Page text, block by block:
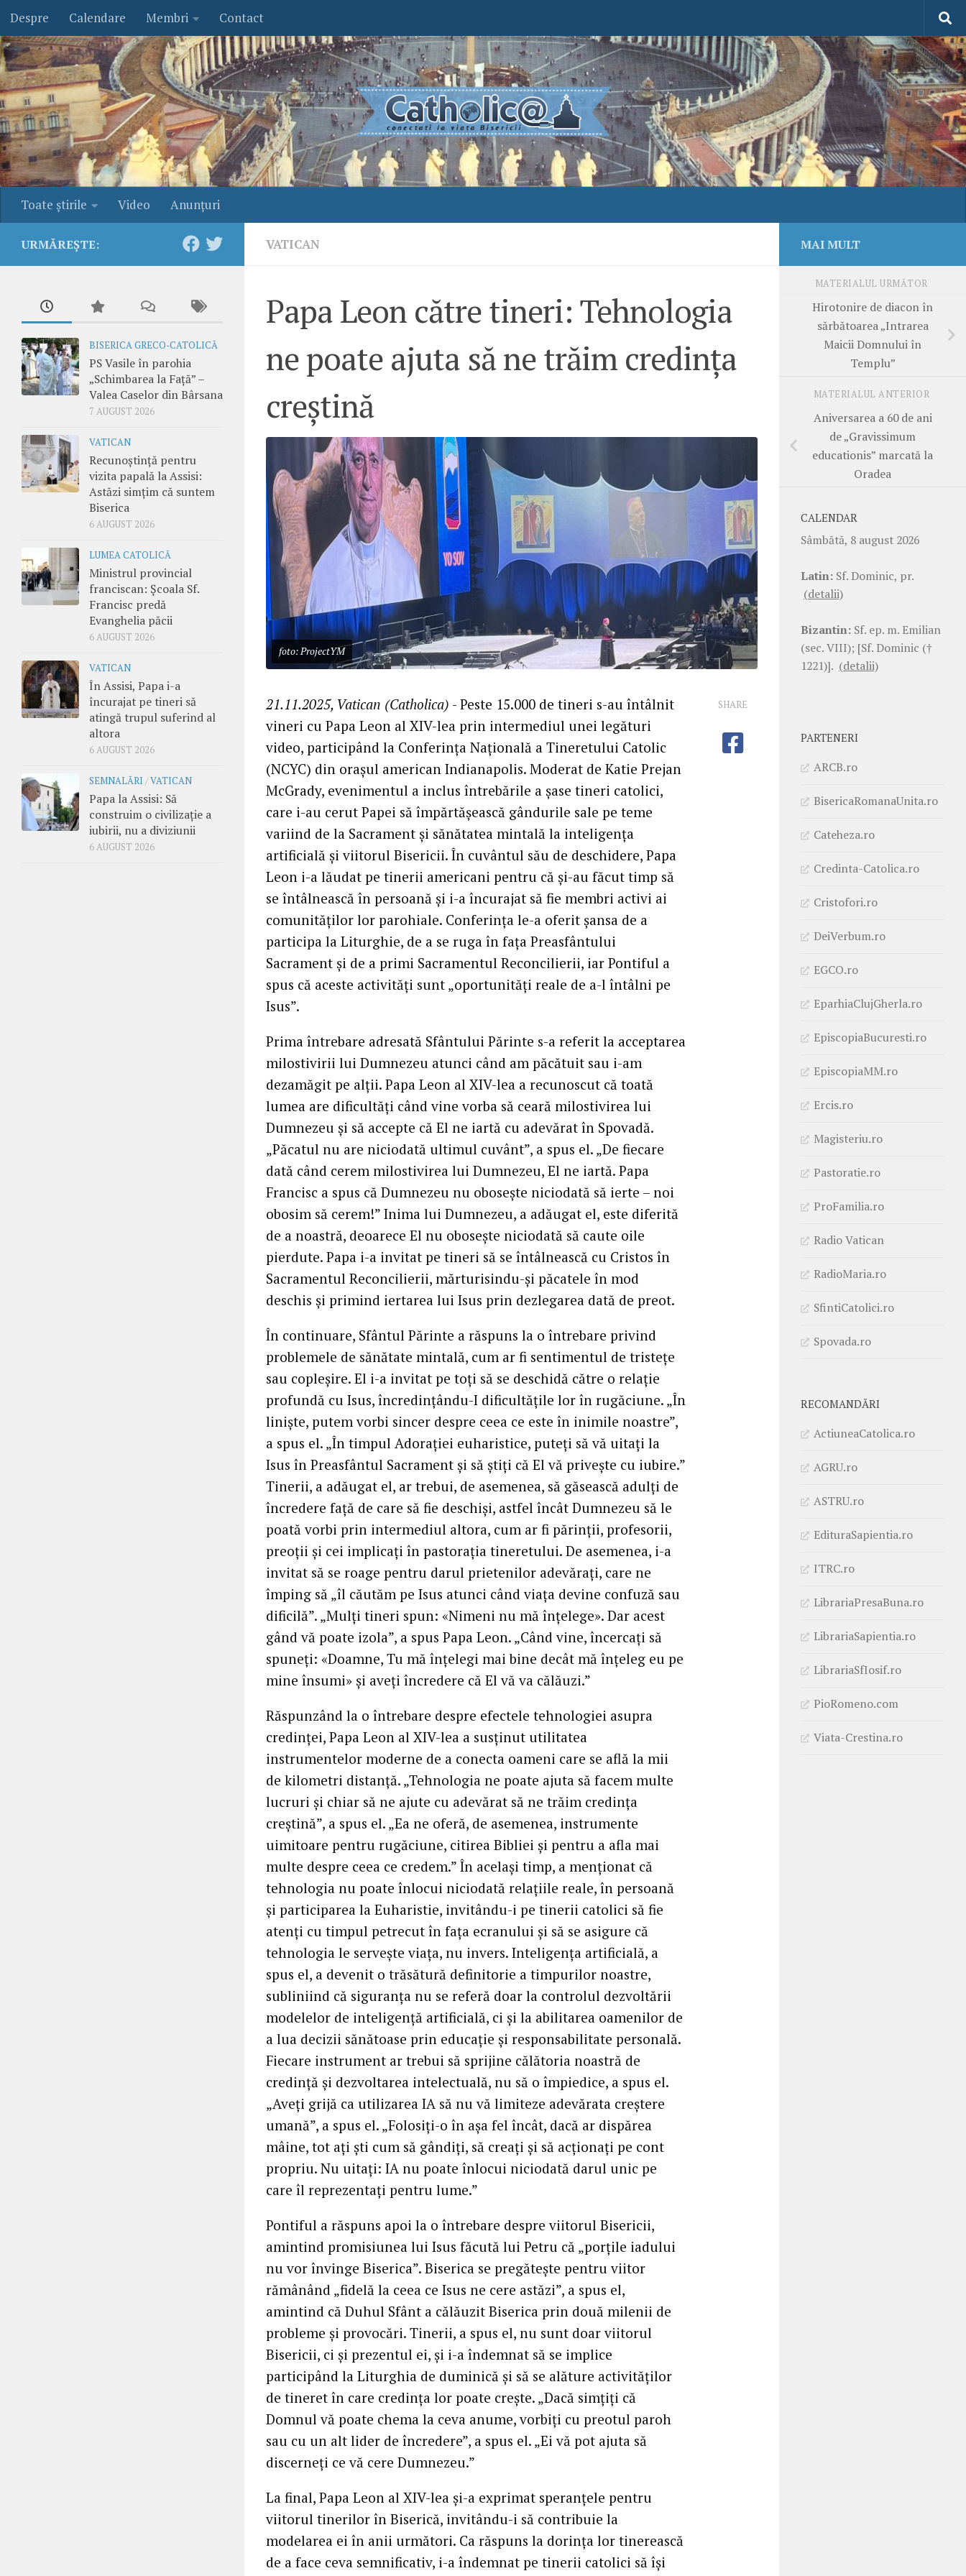
Skip to content
Despre Calendare Membri Contact
Toate ştirile Video Anunţuri
VATICAN
Papa Leon către tineri: Tehnologia
ne poate ajuta să ne trăim credința
creștină
foto: ProjectYM
21.11.2025, Vatican (Catholica) - Peste 15.000 de tineri s-au întâlnit
vineri cu Papa Leon al XIV-lea prin intermediul unei legături
video, participând la Conferința Națională a Tineretului Catolic
(NCYC) din orașul american Indianapolis. Moderat de Katie Prejan
McGrady, evenimentul a inclus întrebările a șase tineri catolici,
care i-au cerut Papei să împărtășească gândurile sale pe teme
variind de la Sacrament și sănătatea mintală la inteligența
artificială și viitorul Bisericii. În cuvântul său de deschidere, Papa
Leon i-a lăudat pe tinerii americani pentru că și-au făcut timp să
se întâlnească în persoană și i-a încurajat să fie membri activi ai
comunităților lor parohiale. Conferința le-a oferit șansa de a
participa la Liturghie, de a se ruga în fața Preasfântului
Sacrament și de a primi Sacramentul Reconcilierii, iar Pontiful a
spus că aceste activități sunt „oportunități reale de a-l întâlni pe
Isus”.
Prima întrebare adresată Sfântului Părinte s-a referit la acceptarea
milostivirii lui Dumnezeu atunci când am păcătuit sau i-am
dezamăgit pe alții. Papa Leon al XIV-lea a recunoscut că toată
lumea are dificultăți când vine vorba să ceară milostivirea lui
Dumnezeu și să accepte că El ne iartă cu adevărat în Spovadă.
„Păcatul nu are niciodată ultimul cuvânt”, a spus el. „De fiecare
dată când cerem milostivirea lui Dumnezeu, El ne iartă. Papa
Francisc a spus că Dumnezeu nu obosește niciodată să ierte – noi
obosim să cerem!” Inima lui Dumnezeu, a adăugat el, este diferită
de a noastră, deoarece El nu obosește niciodată să caute oile
pierdute. Papa i-a invitat pe tineri să se întâlnească cu Cristos în
Sacramentul Reconcilierii, mărturisindu-și păcatele în mod
deschis și primind iertarea lui Isus prin dezlegarea dată de preot.
În continuare, Sfântul Părinte a răspuns la o întrebare privind
problemele de sănătate mintală, cum ar fi sentimentul de tristețe
sau copleșire. El i-a invitat pe toți să se deschidă către o relație
profundă cu Isus, încredințându-I dificultățile lor în rugăciune. „În
liniște, putem vorbi sincer despre ceea ce este în inimile noastre”,
a spus el. „În timpul Adorației euharistice, puteți să vă uitați la
Isus în Preasfântul Sacrament și să știți că El vă privește cu iubire.”
Tinerii, a adăugat el, ar trebui, de asemenea, să găsească adulți de
încredere față de care să fie deschiși, astfel încât Dumnezeu să le
poată vorbi prin intermediul altora, cum ar fi părinții, profesorii,
preoții și cei implicați în pastorația tineretului. De asemenea, i-a
invitat să se roage pentru darul prietenilor adevărați, care ne
împing să „îl căutăm pe Isus atunci când viața devine confuză sau
dificilă”. „Mulți tineri spun: «Nimeni nu mă înțelege». Dar acest
gând vă poate izola”, a spus Papa Leon. „Când vine, încercați să
spuneți: «Doamne, Tu mă înțelegi mai bine decât mă înțeleg eu pe
mine însumi» și aveți încredere că El vă va călăuzi.”
Răspunzând la o întrebare despre efectele tehnologiei asupra
credinței, Papa Leon al XIV-lea a susținut utilitatea
instrumentelor moderne de a conecta oameni care se află la mii
de kilometri distanță. „Tehnologia ne poate ajuta să facem multe
lucruri și chiar să ne ajute cu adevărat să ne trăim credința
creștină”, a spus el. „Ea ne oferă, de asemenea, instrumente
uimitoare pentru rugăciune, citirea Bibliei și pentru a afla mai
multe despre ceea ce credem.” În același timp, a menționat că
tehnologia nu poate înlocui niciodată relațiile reale, în persoană
și participarea la Euharistie, invitându-i pe tinerii catolici să fie
atenți cu timpul petrecut în fața ecranului și să se asigure că
tehnologia le servește viața, nu invers. Inteligența artificială, a
spus el, a devenit o trăsătură definitorie a timpurilor noastre,
subliniind că siguranța nu se referă doar la controlul dezvoltării
modelelor de inteligență artificială, ci și la abilitarea oamenilor de
a lua decizii sănătoase prin educație și responsabilitate personală.
Fiecare instrument ar trebui să sprijine călătoria noastră de
credință și dezvoltarea intelectuală, nu să o împiedice, a spus el.
„Aveți grijă ca utilizarea IA să nu vă limiteze adevărata creștere
umană”, a spus el. „Folosiți-o în așa fel încât, dacă ar dispărea
mâine, tot ați ști cum să gândiți, să creați și să acționați pe cont
propriu. Nu uitați: IA nu poate înlocui niciodată darul unic pe
care îl reprezentați pentru lume.”
Pontiful a răspuns apoi la o întrebare despre viitorul Bisericii,
amintind promisiunea lui Isus făcută lui Petru că „porțile iadului
nu vor învinge Biserica”. Biserica se pregătește pentru viitor
rămânând „fidelă la ceea ce Isus ne cere astăzi”, a spus el,
amintind că Duhul Sfânt a călăuzit Biserica prin două milenii de
probleme și provocări. Tinerii, a spus el, nu sunt doar viitorul
Bisericii, ci și prezentul ei, și i-a îndemnat să se implice
participând la Liturghia de duminică și să se alăture activităților
de tineret în care credința lor poate crește. „Dacă simțiți că
Domnul vă poate chema la ceva anume, vorbiți cu preotul paroh
sau cu un alt lider de încredere”, a spus el. „Ei vă pot ajuta să
discerneți ce vă cere Dumnezeu.”
La final, Papa Leon al XIV-lea și-a exprimat speranțele pentru
viitorul tinerilor în Biserică, invitându-i să contribuie la
modelarea ei în anii următori. Ca răspuns la dorința lor tinerească
de a face ceva semnificativ, i-a îndemnat pe tinerii catolici să își
SHARE
URMĂREȘTE:
BISERICA GRECO-CATOLICĂ
PS Vasile în parohia
„Schimbarea la Față” –
Valea Caselor din Bârsana
7 AUGUST 2026
VATICAN
Recunoștință pentru
vizita papală la Assisi:
Astăzi simțim că suntem
Biserica
6 AUGUST 2026
LUMEA CATOLICĂ
Ministrul provincial
franciscan: Școala Sf.
Francisc predă
Evanghelia păcii
6 AUGUST 2026
VATICAN
În Assisi, Papa i-a
încurajat pe tineri să
atingă trupul suferind al
altora
6 AUGUST 2026
SEMNALĂRI /VATICAN
Papa la Assisi: Să
construim o civilizație a
iubirii, nu a diviziunii
6 AUGUST 2026
MAI MULT
MATERIALUL URMĂTOR
Hirotonire de diacon în
sărbătoarea „Intrarea
Maicii Domnului în
Templu”
MATERIALUL ANTERIOR
Aniversarea a 60 de ani
de „Gravissimum
educationis” marcată la
Oradea
CALENDAR
Sâmbătă, 8 august 2026
Latin: Sf. Dominic, pr.
(detalii)
Bizantin: Sf. ep. m. Emilian
(sec. VIII); [Sf. Dominic (†
1221)]. (detalii)
PARTENERI
ARCB.ro
BisericaRomanaUnita.ro
Cateheza.ro
Credinta-Catolica.ro
Cristofori.ro
DeiVerbum.ro
EGCO.ro
EparhiaClujGherla.ro
EpiscopiaBucuresti.ro
EpiscopiaMM.ro
Ercis.ro
Magisteriu.ro
Pastoratie.ro
ProFamilia.ro
Radio Vatican
RadioMaria.ro
SfintiCatolici.ro
Spovada.ro
RECOMANDĂRI
ActiuneaCatolica.ro
AGRU.ro
ASTRU.ro
EdituraSapientia.ro
ITRC.ro
LibrariaPresaBuna.ro
LibrariaSapientia.ro
LibrariaSfIosif.ro
PioRomeno.com
Viata-Crestina.ro